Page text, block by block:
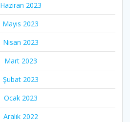
Haziran 2023
Mayıs 2023
Nisan 2023
Mart 2023
Şubat 2023
Ocak 2023
Aralık 2022